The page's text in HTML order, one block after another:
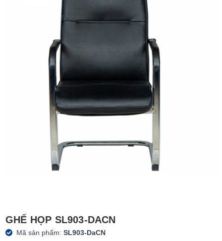
GHẾ HỌP SL903-DACN
Mã sản phẩm:SL903-DaCN